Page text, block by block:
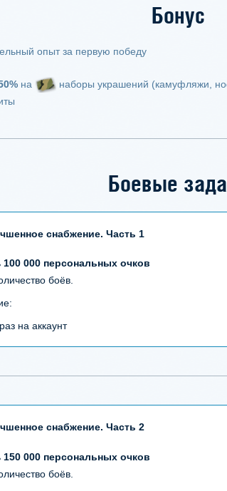
Бонус
опыт за первую победу
на
наборы украшений (камуфляжи,
Боевые
снабжение. Часть 1
100 000 персональных очков
боёв.
на аккаунт
снабжение. Часть 2
150 000 персональных очков
боёв.